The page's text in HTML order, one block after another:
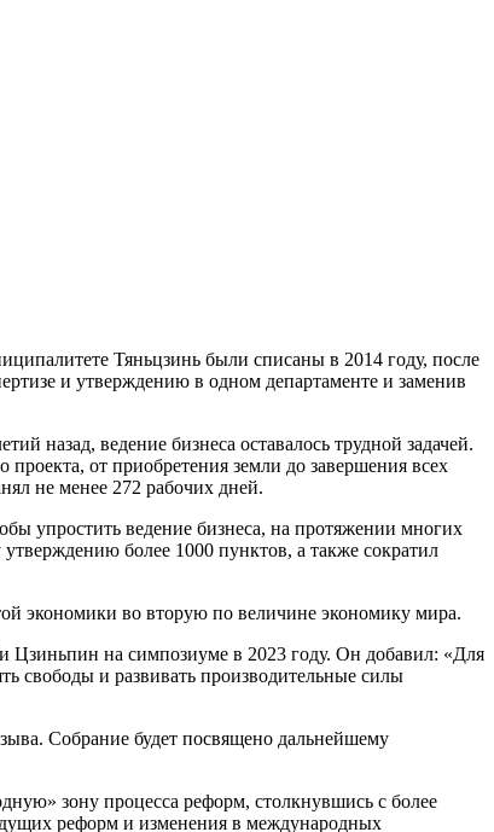
Тяньцзинь были списаны в 2014 году, после
и утверждению в одном департаменте и заменив
назад, ведение бизнеса оставалось трудной задачей.
от приобретения земли до завершения всех
не менее 272 рабочих дней.
упростить ведение бизнеса, на протяжении многих
более 1000 пунктов, а также сократил
экономики во вторую по величине экономику мира.
Цзиньпин на симпозиуме в 2023 году. Он добавил: «Для
свободы и развивать производительные силы
Собрание будет посвящено дальнейшему
зону процесса реформ, столкнувшись с более
реформ и изменения в международных